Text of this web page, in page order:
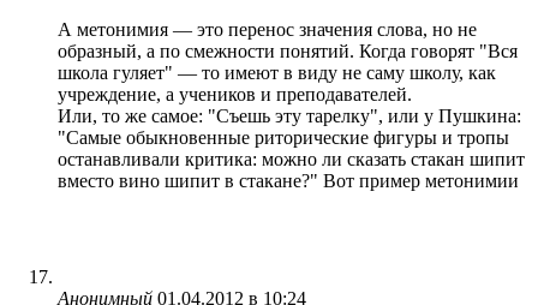
А метонимия — это перенос значения слова, но не
образный, а по смежности понятий. Когда говорят "Вся
школа гуляет" — то имеют в виду не саму школу, как
учреждение, а учеников и преподавателей.
Или, то же самое: "Съешь эту тарелку", или у Пушкина:
"Самые обыкновенные риторические фигуры и тропы
останавливали критика: можно ли сказать стакан шипит
вместо вино шипит в стакане?" Вот пример метонимии
Анонимный 01.04.2012 в 10:24